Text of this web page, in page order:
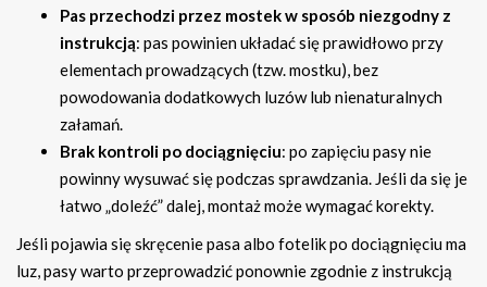
Pas przechodzi przez mostek w sposób niezgodny z
instrukcją: pas powinien układać się prawidłowo przy
elementach prowadzących (tzw. mostku), bez
powodowania dodatkowych luzów lub nienaturalnych
załamań.
Brak kontroli po dociągnięciu: po zapięciu pasy nie
powinny wysuwać się podczas sprawdzania. Jeśli da się je
łatwo „doleźć” dalej, montaż może wymagać korekty.
Jeśli pojawia się skręcenie pasa albo fotelik po dociągnięciu ma
luz, pasy warto przeprowadzić ponownie zgodnie z instrukcją